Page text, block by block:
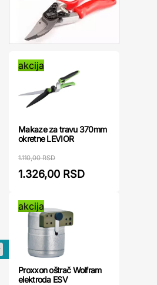
akcija
Makaze za travu 370mm
okretne LEVIOR
1.110,00 RSD
1.326,00 RSD
akcija
Proxxon oštrač Wolfram
elektroda ESV